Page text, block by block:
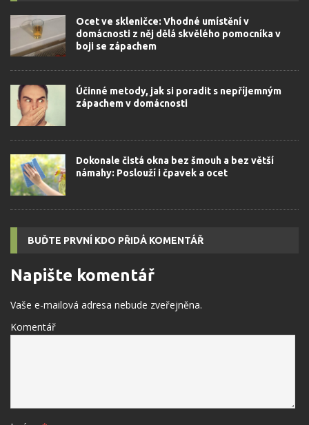
Ocet ve skleničce: Vhodné umístění v
domácnosti z něj dělá skvělého pomocníka v
boji se zápachem
Účinné metody, jak si poradit s nepříjemným
zápachem v domácnosti
Dokonale čistá okna bez šmouh a bez větší
námahy: Poslouží i čpavek a ocet
BUĎTE PRVNÍ KDO PŘIDÁ KOMENTÁŘ
Napište komentář
Vaše e-mailová adresa nebude zveřejněna.
Komentář